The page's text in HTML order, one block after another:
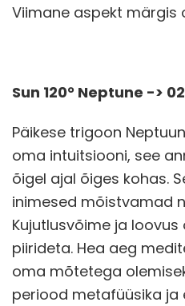
Viimane aspekt märgis
Sun 120° Neptune ->
Päikese trigoon
oma intuitsiooni, see
õigel ajal õiges kohas.
inimesed mõistvamad
Kujutlusvõime ja
piirideta. Hea aeg
oma mõtetega
periood metafüüsika ja